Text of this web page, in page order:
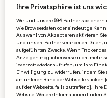
TOP
1
Ihre Privatsphäre ist uns
Wir und unsere594-Partner speichern
wie Browserdaten oder eindeutige
Auswahl von Akzeptieren aktivieren
und unsere Partner verarbeiten Daten,
aufgeführten Zwecke. Wenn Tracker
Anzeigen möglicherweise nicht mehr
jederzeit wieder aufrufen, um Ihre
Einwilligung zu widerrufen, indem Sie
am unteren Rand der Webseite klicken
auf der Webseite, falls zutreffend].
Website. Weitere Informationen finden